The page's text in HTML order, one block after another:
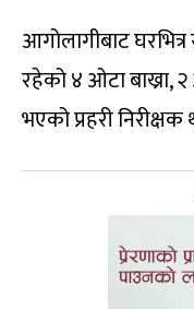
आगोलागीबाट
रहेको ४ ओटा
भएको प्रहरी